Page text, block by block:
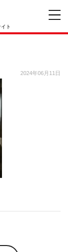
ト
2024年06月11日